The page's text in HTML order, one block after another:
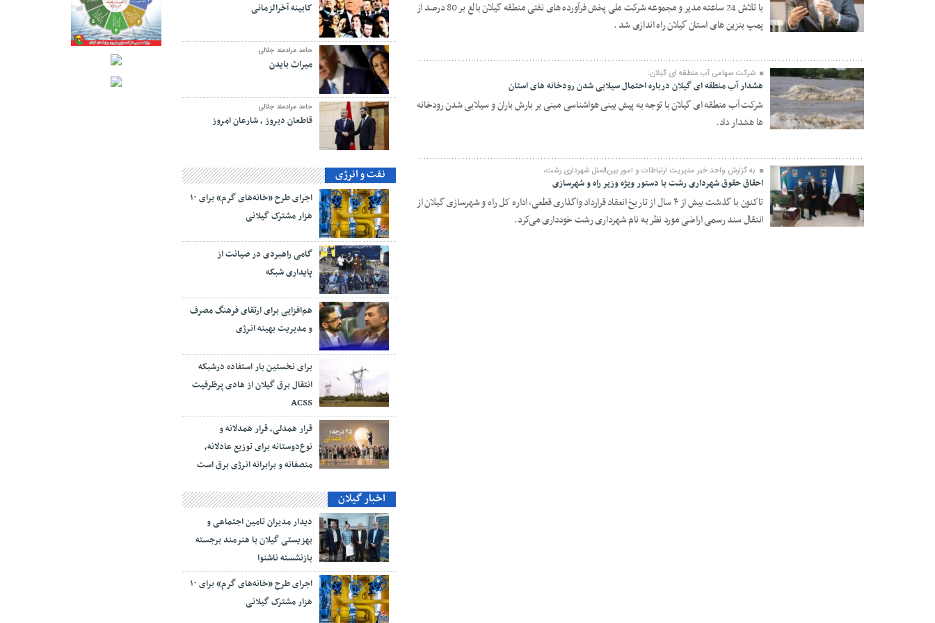
۰۵ آبان ۱۴۰۰
با تلاش 24 ساعته مدیر و مجموعه شرکت ملی پخش فرآورده های نفتی منطقه گیلان بالغ بر 80 درصد از
پمپ بنزین های استان گیلان راه اندازی شد .
۲۸ مهر ۱۴۰۰
شرکت سهامی آب منطقه ای گیلان:
هشدار آب منطقه ای گیلان درباره احتمال سیلابی شدن رودخانه های استان
شرکت آب منطقه ای گیلان با توجه به پیش بینی هواشناسی مبنی بر بارش باران و سیلابی شدن رودخانه
ها هشدار داد.
۲۵ فروردین ۱۴۰۰
به گزارش واحد خبر مدیریت ارتباطات و امور بین‌الملل شهرداری رشت،
احقاق حقوق شهرداری رشت با دستور ویژه وزیر راه و شهرسازی
تاکنون با گذشت بیش از ۴ سال از تاریخ انعقاد قرارداد واگذاری قطعی، اداره کل راه و شهرسازی گیلان از
انتقال سند رسمی اراضی مورد نظر به نام شهرداری رشت خودداری می‌کرد.
کابینه آخرالزمانی
حامد مرادمند جلالی
میراث بایدن
حامد مرادمند جلالی
قاطعان دیروز ، شارعان امروز
نفت و انرژی
اجرای طرح «خانه‌های گرم» برای ۱۰
هزار مشترک گیلانی
گامی راهبردی در صیانت از
پایداری شبکه
هم‌افزایی برای ارتقای فرهنگ مصرف
و مدیریت بهینه انرژی
برای نخستین بار استفاده درشبکه
انتقال برق گیلان از هادی پرظرفیت
ACSS
قرار همدلی، قرار همدلانه و
نوع‌دوستانه برای توزیع عادلانه،
منصفانه و برابرانه انرژی برق است
اخبار گیلان
دیدار مدیران تامین اجتماعی و
بهزیستی گیلان با هنرمند برجسته
بازنشسته ناشنوا
اجرای طرح «خانه‌های گرم» برای ۱۰
هزار مشترک گیلانی